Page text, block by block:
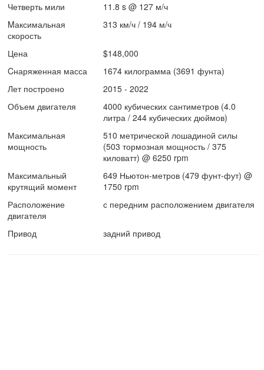
Четверть мили
11.8 s @ 127 м/ч
Mаксимальная
скорость
313 км/ч / 194 м/ч
Цена
$148,000
Cнаряженная масса
1674 килограмма (3691 фунта)
Лет построено
2015 - 2022
Объем двигателя
4000 кубических сантиметров (4.0
литра / 244 кубических дюймов)
Максимальная
мощность
510 метрической лошадиной силы
(503 тормозная мощность / 375
киловатт) @ 6250 rpm
Максимальный
крутящий момент
649 Ньютон-метров (479 фунт-фут) @
1750 rpm
Расположение
двигателя
с передним расположением двигателя
Привод задний привод